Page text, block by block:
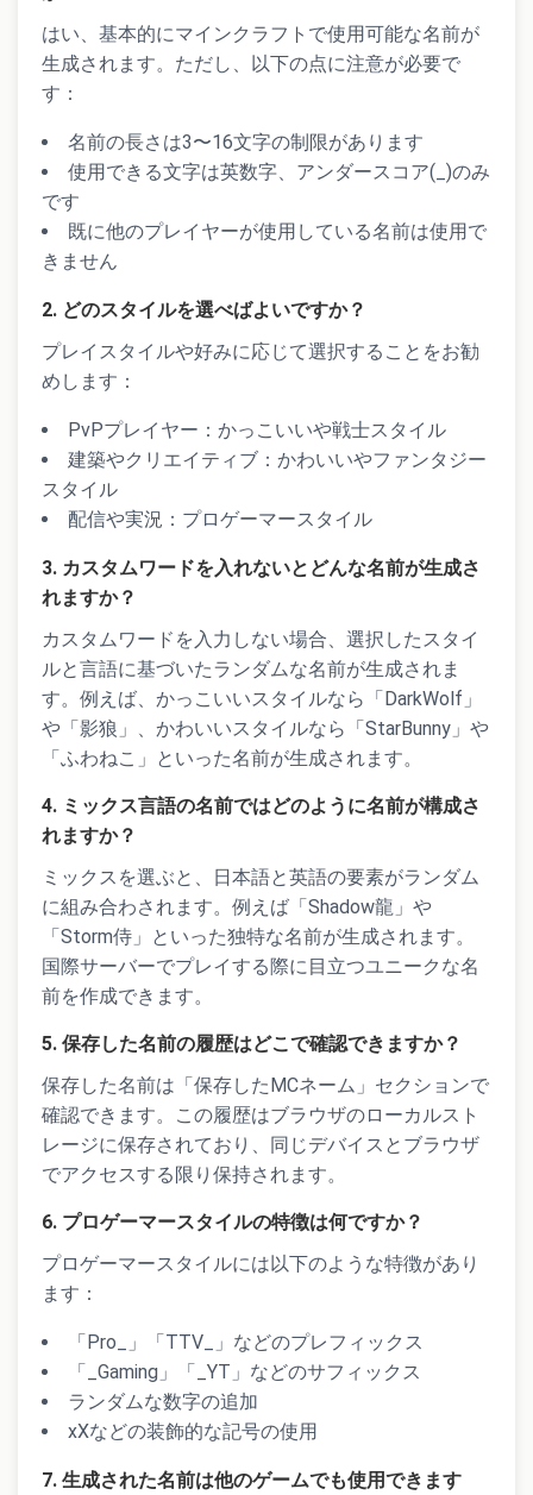
はい、基本的にマインクラフトで使用可能な名前が
生成されます。ただし、以下の点に注意が必要で
す：
名前の長さは3〜16文字の制限があります
使用できる文字は英数字、アンダースコア(_)のみ
です
既に他のプレイヤーが使用している名前は使用で
きません
2. どのスタイルを選べばよいですか？
プレイスタイルや好みに応じて選択することをお勧
めします：
PvPプレイヤー：かっこいいや戦士スタイル
建築やクリエイティブ：かわいいやファンタジー
スタイル
配信や実況：プロゲーマースタイル
3. カスタムワードを入れないとどんな名前が生成さ
れますか？
カスタムワードを入力しない場合、選択したスタイ
ルと言語に基づいたランダムな名前が生成されま
す。例えば、かっこいいスタイルなら「DarkWolf」
や「影狼」、かわいいスタイルなら「StarBunny」や
「ふわねこ」といった名前が生成されます。
4. ミックス言語の名前ではどのように名前が構成さ
れますか？
ミックスを選ぶと、日本語と英語の要素がランダム
に組み合わされます。例えば「Shadow龍」や
「Storm侍」といった独特な名前が生成されます。
国際サーバーでプレイする際に目立つユニークな名
前を作成できます。
5. 保存した名前の履歴はどこで確認できますか？
保存した名前は「保存したMCネーム」セクションで
確認できます。この履歴はブラウザのローカルスト
レージに保存されており、同じデバイスとブラウザ
でアクセスする限り保持されます。
6. プロゲーマースタイルの特徴は何ですか？
プロゲーマースタイルには以下のような特徴があり
ます：
「Pro_」「TTV_」などのプレフィックス
「_Gaming」「_YT」などのサフィックス
ランダムな数字の追加
xXなどの装飾的な記号の使用
7. 生成された名前は他のゲームでも使用できます